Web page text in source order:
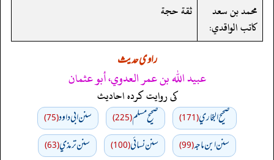
محمد بن سعد
كاتب الواقدي:
ثقة حجة
راوی حدیث
عبيد الله بن عمر العدوي، أبو عثمان
کی روایت کردہ احادیث
صحيح البخاري(171) صحيح مسلم(225) سنن ابي داود(75)
سنن ابن ماجه(99) سنن نسائي(100) سنن ترمذي(63)